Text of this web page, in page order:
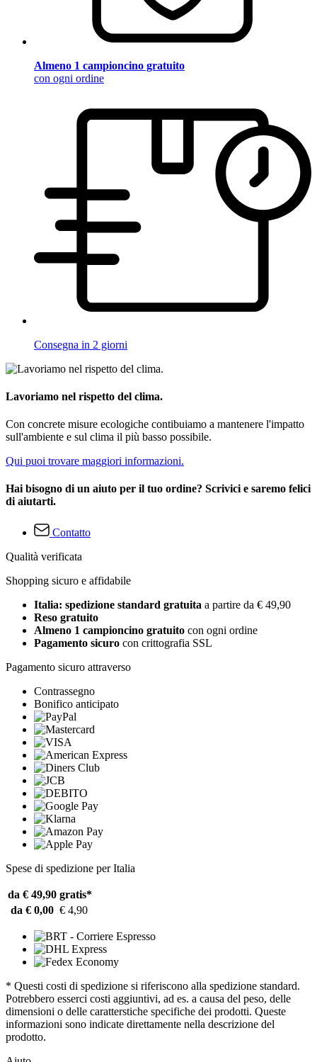
Almeno 1 campioncino gratuito
con ogni ordine
Consegna in 2 giorni
Lavoriamo nel rispetto del clima.
Con concrete misure ecologiche contibuiamo a mantenere l'impatto
sull'ambiente e sul clima il più basso possibile.
Qui puoi trovare maggiori informazioni.
Hai bisogno di un aiuto per il tuo ordine? Scrivici e saremo felici
di aiutarti.
Contatto
Qualità verificata
Shopping sicuro e affidabile
Italia: spedizione standard gratuita a partire da € 49,90
Reso gratuito
Almeno 1 campioncino gratuito con ogni ordine
Pagamento sicuro con crittografia SSL
Pagamento sicuro attraverso
Contrassegno
Bonifico anticipato
Spese di spedizione per Italia
da € 49,90 gratis*
da € 0,00 € 4,90
* Questi costi di spedizione si riferiscono alla spedizione standard.
Potrebbero esserci costi aggiuntivi, ad es. a causa del peso, delle
dimensioni o delle caratterstiche specifiche dei prodotti. Queste
informazioni sono indicate direttamente nella descrizione del
prodotto.